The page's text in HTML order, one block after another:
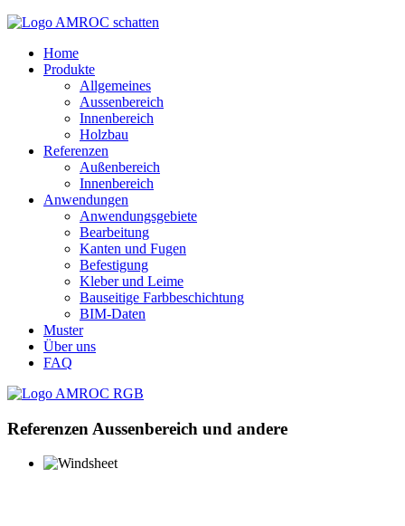
Home
Produkte
Allgemeines
Aussenbereich
Innenbereich
Holzbau
Referenzen
Außenbereich
Innenbereich
Anwendungen
Anwendungsgebiete
Bearbeitung
Kanten und Fugen
Befestigung
Kleber und Leime
Bauseitige Farbbeschichtung
BIM-Daten
Muster
Über uns
FAQ
Referenzen Aussenbereich und andere